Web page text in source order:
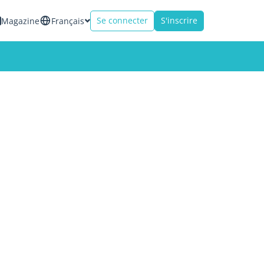
Magazine Français Se connecter S'inscrire